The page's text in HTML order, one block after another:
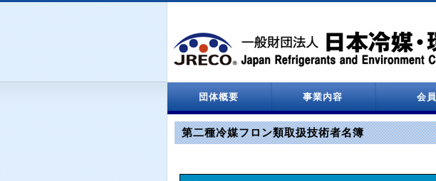
団体概要
設立関係
役員名簿
定款
決算報告
情報処理センター
事業内容 会員
会員一覧
第二種冷媒フロン類取扱技術者名簿